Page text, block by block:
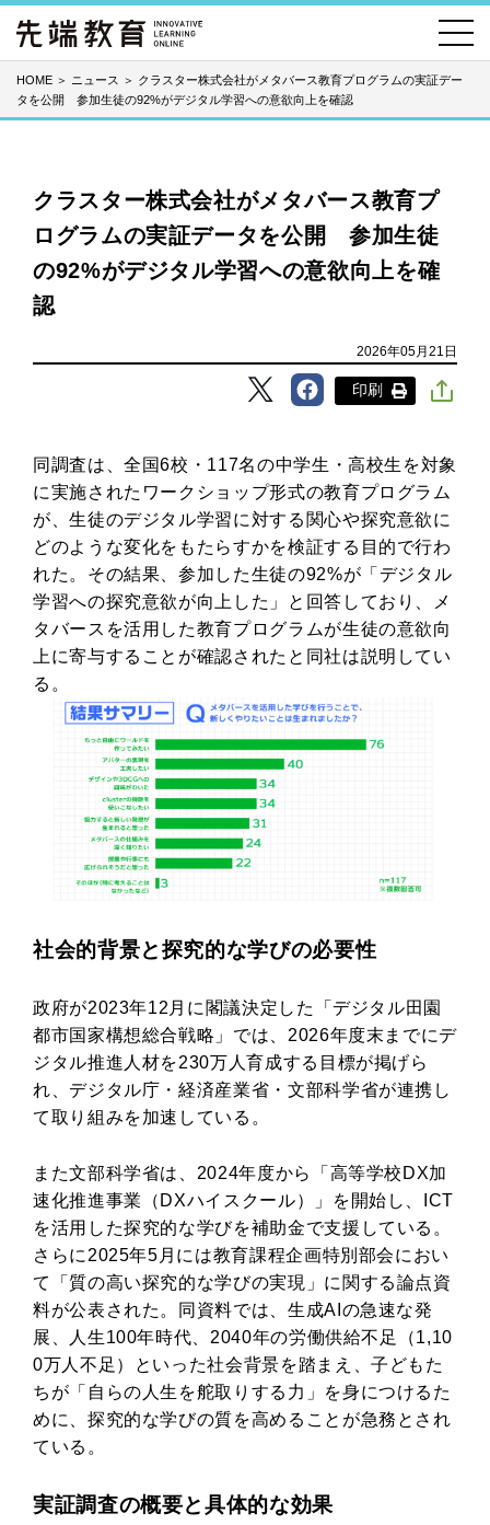
HOME ＞ ニュース ＞ クラスター株式会社がメタバース教育プログラムの実証デー
タを公開 参加生徒の92%がデジタル学習への意欲向上を確認
クラスター株式会社がメタバース教育プ
ログラムの実証データを公開 参加生徒
の92%がデジタル学習への意欲向上を確
認
2026年05月21日
印刷
同調査は、全国6校・117名の中学生・高校生を対象
に実施されたワークショップ形式の教育プログラム
が、生徒のデジタル学習に対する関心や探究意欲に
どのような変化をもたらすかを検証する目的で行わ
れた。その結果、参加した生徒の92%が「デジタル
学習への探究意欲が向上した」と回答しており、メ
タバースを活用した教育プログラムが生徒の意欲向
上に寄与することが確認されたと同社は説明してい
る。
社会的背景と探究的な学びの必要性
政府が2023年12月に閣議決定した「デジタル田園
都市国家構想総合戦略」では、2026年度末までにデ
ジタル推進人材を230万人育成する目標が掲げら
れ、デジタル庁・経済産業省・文部科学省が連携し
て取り組みを加速している。
また文部科学省は、2024年度から「高等学校DX加
速化推進事業（DXハイスクール）」を開始し、ICT
を活用した探究的な学びを補助金で支援している。
さらに2025年5月には教育課程企画特別部会におい
て「質の高い探究的な学びの実現」に関する論点資
料が公表された。同資料では、生成AIの急速な発
展、人生100年時代、2040年の労働供給不足（1,10
0万人不足）といった社会背景を踏まえ、子どもた
ちが「自らの人生を舵取りする力」を身につけるた
めに、探究的な学びの質を高めることが急務とされ
ている。
実証調査の概要と具体的な効果